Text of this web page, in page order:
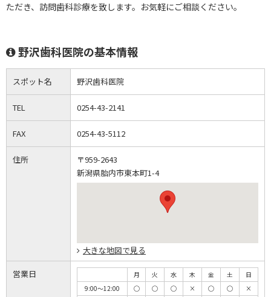
ただき、訪問歯科診療を致します。お気軽にご相談ください。
野沢歯科医院の基本情報
スポット名 野沢歯科医院
TEL 0254-43-2141
FAX 0254-43-5112
住所
〒959-2643
新潟県胎内市東本町1-4
大きな地図で見る
営業日 月 火 水 木 金 土
日
9:00～12:00
◯ ◯ ◯ × ◯ ◯
×